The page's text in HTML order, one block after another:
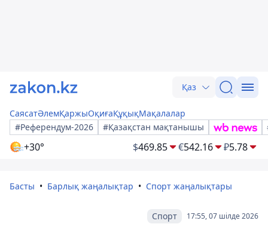
Қаз
СаясатӘлемҚаржыОқиғаҚұқықМақалалар
#Референдум-2026
#Қазақстан мақтанышы
+30° $469.85 €542.16 ₽5.78
Басты Барлық жаңалықтар Спорт жаңалықтары
17:55, 07 шілде 2026
Спорт